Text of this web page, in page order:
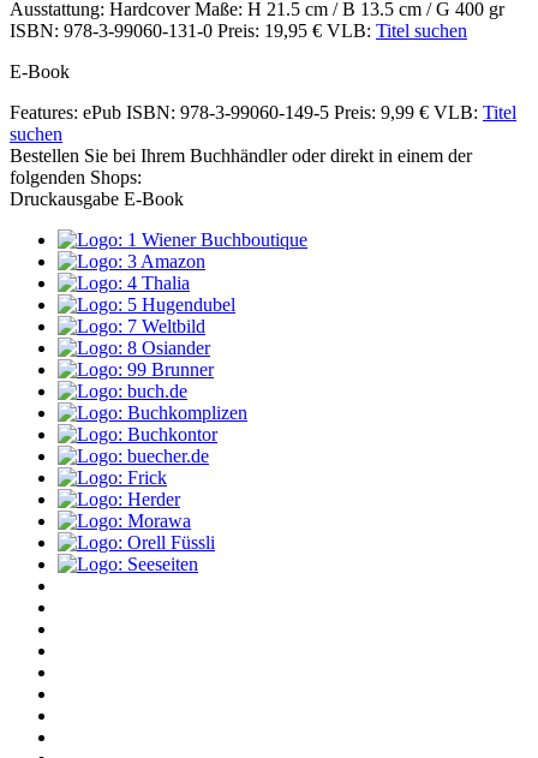
Ausstattung: Hardcover Maße: H 21.5 cm / B 13.5 cm / G 400 gr
ISBN: 978-3-99060-131-0 Preis: 19,95 € VLB: Titel suchen
E-Book
Features: ePub ISBN: 978-3-99060-149-5 Preis: 9,99 € VLB: Titel
suchen
Bestellen Sie bei Ihrem Buchhändler oder direkt in einem der
folgenden Shops:
Druckausgabe E-Book